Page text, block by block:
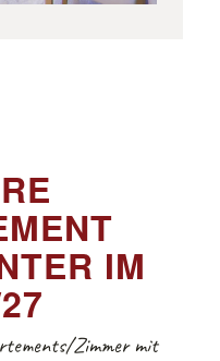
IM
Zimmer mit